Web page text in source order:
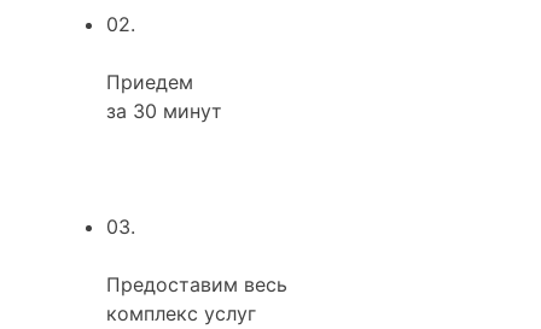
02.
Приедем
за 30 минут
03.
Предоставим весь
комплекс услуг